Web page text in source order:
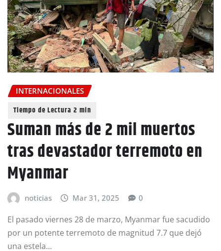
INTERNACIONALES
Suman más de 2 mil muertos
tras devastador terremoto en
Myanmar
noticias Mar 31, 2025 0
El pasado viernes 28 de marzo, Myanmar fue sacudido
por un potente terremoto de magnitud 7.7 que dejó
una estela…